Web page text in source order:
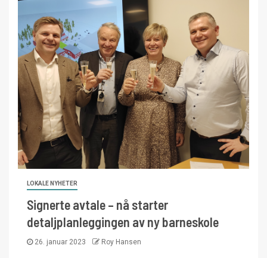
LOKALE NYHETER
Signerte avtale – nå starter
detaljplanleggingen av ny barneskole
26. januar 2023 Roy Hansen